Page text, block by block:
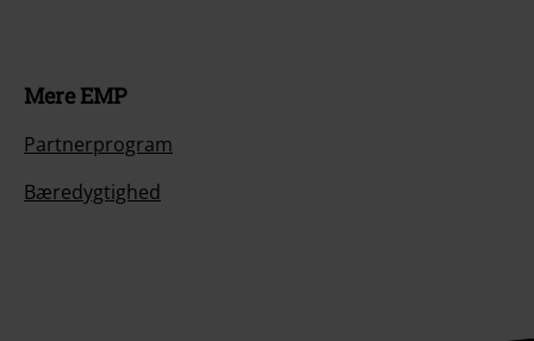
Mere EMP
Partnerprogram
Bæredygtighed